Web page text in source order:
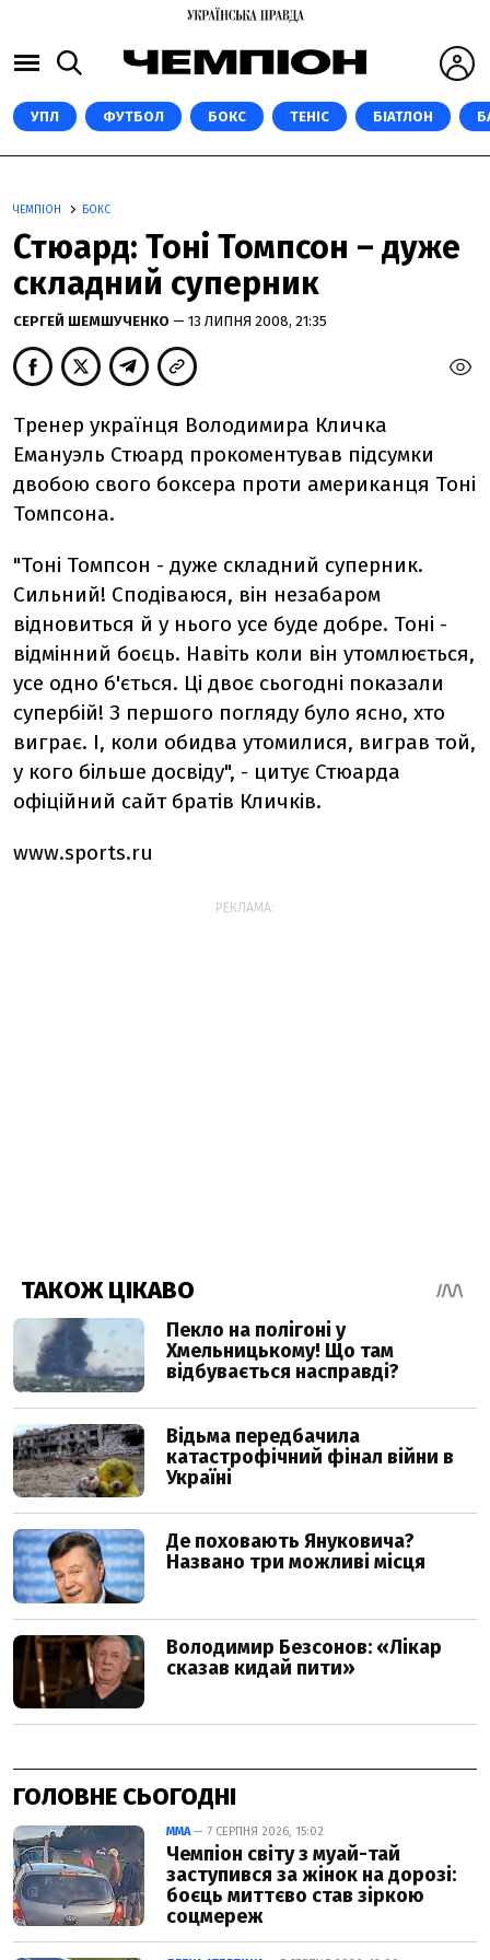
УПЛ ФУТБОЛ БОКС ТЕНІС БІАТЛОН
ЧЕМПІОН БОКС
Стюард: Тоні Томпсон – дуже
складний суперник
СЕРГЕЙ ШЕМШУЧЕНКО — 13 ЛИПНЯ 2008, 21:35
Тренер українця Володимира Кличка
Емануэль Стюард прокоментував підсумки
двобою свого боксера проти американця Тоні
Томпсона.
"Тоні Томпсон - дуже складний суперник.
Сильний! Сподіваюся, він незабаром
відновиться й у нього усе буде добре. Тоні -
відмінний боєць. Навіть коли він утомлюється,
усе одно б'ється. Ці двоє сьогодні показали
супербій! З першого погляду було ясно, хто
виграє. І, коли обидва утомилися, виграв той,
у кого більше досвіду", - цитує Стюарда
офіційний сайт братів Кличків.
www.sports.ru
РЕКЛАМА:
ГОЛОВНЕ СЬОГОДНІ
ММА— 7 СЕРПНЯ 2026, 15:02
Чемпіон світу з муай-тай
заступився за жінок на дорозі:
боєць миттєво став зіркою
соцмереж